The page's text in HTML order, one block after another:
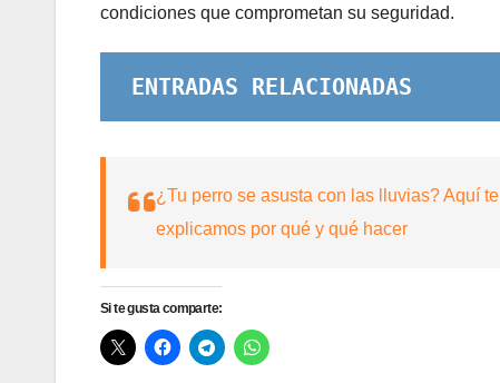
condiciones que comprometan su seguridad.
ENTRADAS RELACIONADAS
¿Tu perro se asusta con las lluvias? Aquí te
explicamos por qué y qué hacer
Si te gusta comparte: